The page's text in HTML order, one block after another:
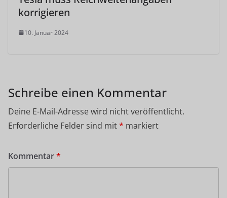
korrigieren
10. Januar 2024
Schreibe einen Kommentar
Deine E-Mail-Adresse wird nicht veröffentlicht.
Erforderliche Felder sind mit* markiert
Kommentar*